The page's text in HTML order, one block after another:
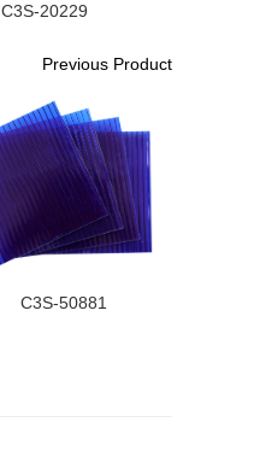
C3S-20229
Previous Product
C3S-50881